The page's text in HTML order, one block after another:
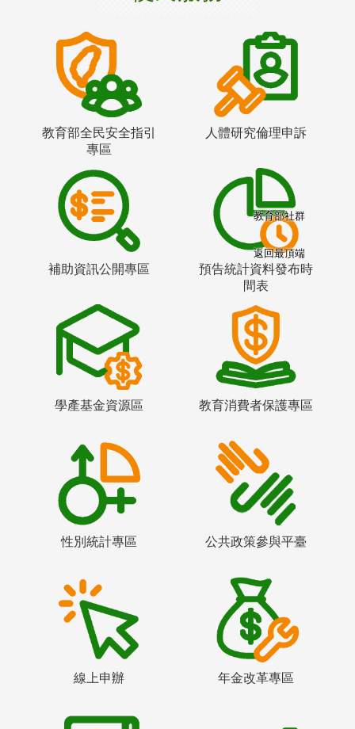
教育部全民安全指引
專區
人體研究倫理申訴
補助資訊公開專區
預告統計資料發布時
間表
學產基金資源區 教育消費者保護專區
性別統計專區 公共政策參與平臺
線上申辦 年金改革專區
教育部社群
返回最頂端